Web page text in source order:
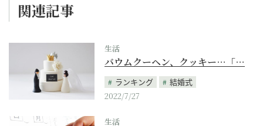
関連記事
生活
バウムクーヘン、クッキー…「…
ランキング
結婚式
2022/7/27
生活